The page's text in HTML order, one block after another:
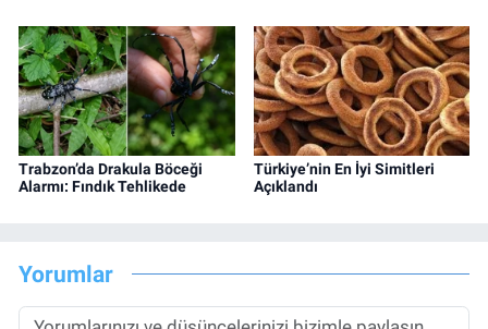
Trabzon’da Drakula Böceği
Alarmı: Fındık Tehlikede
Türkiye’nin En İyi Simitleri
Açıklandı
Yorumlar